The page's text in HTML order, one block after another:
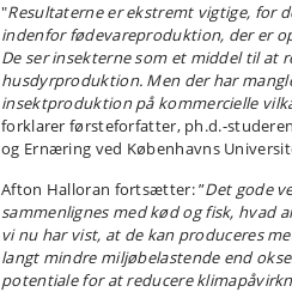
"Resultaterne er ekstremt vigtige, for
indenfor fødevareproduktion, der er
De ser insekterne som et middel til at
husdyrproduktion. Men der har
insektproduktion på kommercielle
forklarer førsteforfatter, ph.d.-
og Ernæring ved Københavns
Afton Halloran fortsætter: ”Det gode
sammenlignes med kød og fisk, hvad
vi nu har vist, at de kan produceres
langt mindre miljøbelastende end
potentiale for at reducere